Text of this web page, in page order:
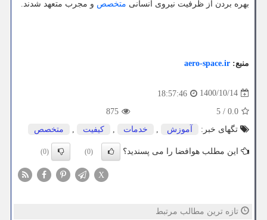
بهره بردن از ظرفیت نیروی انسانی متخصص و مجرب متعهد شدند.
منبع: aero-space.ir
1400/10/14
18:57:46
0.0
/
5
875
تگهای خبر:
آموزش , خدمات , كیفیت , متخصص
این مطلب هوافضا را می پسندید؟ (0)
(0)
X
تازه ترین مطالب مرتبط